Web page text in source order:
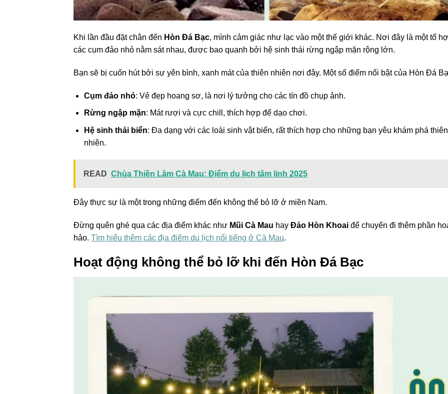
Khi lần đầu đặt chân đến Hòn Đá Bạc, mình cảm giác như lạc vào một thế giới khác. Nơi đây là một tổ
các cụm đảo nhỏ nằm sát nhau, được bao quanh bởi hệ sinh thái rừng ngập mặn rộng lớn.
Bạn sẽ bị cuốn hút bởi sự yên bình, xanh mát của thiên nhiên nơi đây. Một số điểm nổi bật của Hòn Đá
Cụm đảo nhỏ: Vẻ đẹp hoang sơ, là nơi lý tưởng cho các tín đồ chụp ảnh.
Rừng ngập mặn: Mát rượi và cực chill, thích hợp để dạo chơi.
Hệ sinh thái biển: Đa dạng với các loài sinh vật biển, rất thích hợp cho những bạn yêu khám phá thiên
nhiên.
READ Chùa Thiền Lâm Cà Mau: Điểm du lịch tâm linh 2025
Đây thực sự là một trong những điểm đến không thể bỏ lỡ ở miền Nam.
Đừng quên ghé qua các địa điểm khác như Mũi Cà Mau hay Đảo Hòn Khoai để chuyến đi thêm phần
hảo. Tìm hiểu thêm các địa điểm du lịch nổi tiếng ở Cà Mau.
Hoạt động không thể bỏ lỡ khi đến Hòn Đá Bạc